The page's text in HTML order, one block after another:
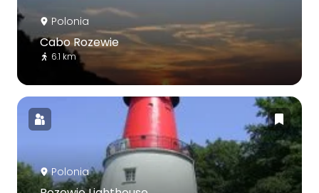
Polonia
Cabo Rozewie
6.1 km
Polonia